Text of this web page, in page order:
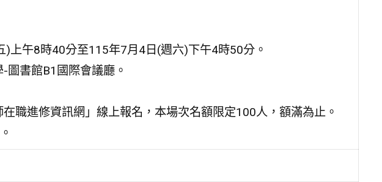
)上午8時40分至115年7月4日(週六)下午4時50分。
圖書館B1國際會議廳。
職進修資訊網」線上報名，本場次名額限定100人，額滿為止。